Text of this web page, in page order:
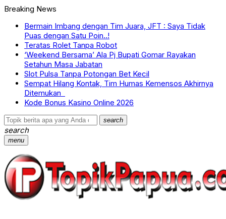
Breaking News
Bermain Imbang dengan Tim Juara, JFT : Saya Tidak
Puas dengan Satu Poin..!
Teratas Rolet Tanpa Robot
‘Weekend Bersama’ Ala Pj Bupati Gomar Rayakan
Setahun Masa Jabatan
Slot Pulsa Tanpa Potongan Bet Kecil
Sempat Hilang Kontak, Tim Humas Kemensos Akhirnya
Ditemukan
Kode Bonus Kasino Online 2026
search
search
menu